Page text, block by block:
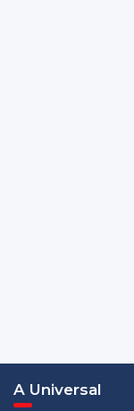
A Universal